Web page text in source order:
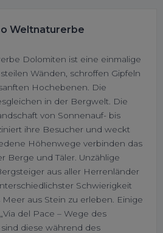
Weltnaturerbe
Dolomiten ist eine einmalige
Wänden, schroffen Gipfeln
Hochebenen. Die
in der Bergwelt. Die
von Sonnenauf- bis
ihre Besucher und weckt
Höhenwege verbinden das
Berge und Täler. Unzählige
aus aller Herrenländer
Schwierigkeit
aus Stein zu erleben. Einige
del Pace – Wege des
diese während des